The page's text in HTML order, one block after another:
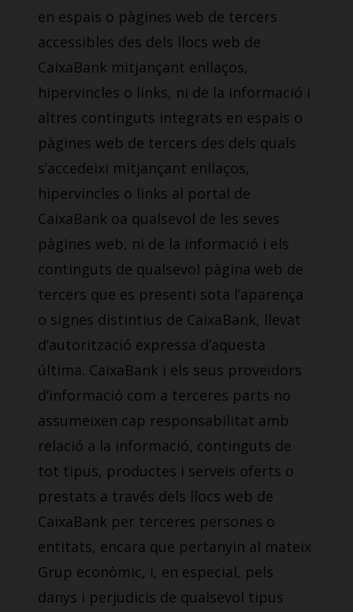
en espais o pàgines web de tercers
accessibles des dels llocs web de
CaixaBank mitjançant enllaços,
hipervincles o links, ni de la informació i
altres continguts integrats en espais o
pàgines web de tercers des dels quals
s’accedeixi mitjançant enllaços,
hipervincles o links al portal de
CaixaBank oa qualsevol de les seves
pàgines web, ni de la informació i els
continguts de qualsevol pàgina web de
tercers que es presenti sota l’aparença
o signes distintius de CaixaBank, llevat
d’autorització expressa d’aquesta
última. CaixaBank i els seus proveïdors
d’informació com a terceres parts no
assumeixen cap responsabilitat amb
relació a la informació, continguts de
tot tipus, productes i serveis oferts o
prestats a través dels llocs web de
CaixaBank per terceres persones o
entitats, encara que pertanyin al mateix
Grup econòmic, i, en especial, pels
danys i perjudicis de qualsevol tipus